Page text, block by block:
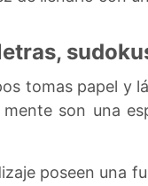
tomas papel y
son una
poseen una